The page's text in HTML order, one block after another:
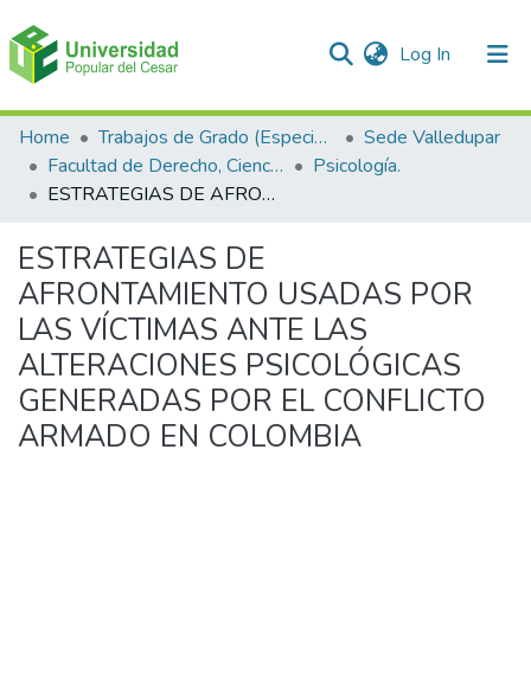
Log In (current)
Communities & Collections
All of DSpace
Home Trabajos de Grado (Especializaciones y Pregrados)
Sede Valledupar
Facultad de Derecho, Ciencias Políticas y Sociales.
Psicología.
ESTRATEGIAS DE AFRONTAMIENTO USADAS POR LAS VÍCTIMAS ANTE LAS ALTERACIONES PSICOLÓGICAS GENERADAS POR EL CONFLICTO ARMADO EN COLOMBIA
ESTRATEGIAS DE
AFRONTAMIENTO USADAS POR
LAS VÍCTIMAS ANTE LAS
ALTERACIONES PSICOLÓGICAS
GENERADAS POR EL CONFLICTO
ARMADO EN COLOMBIA